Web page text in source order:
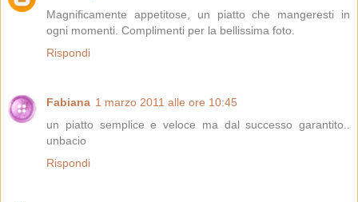
Magnificamente appetitose, un piatto che mangeresti in
ogni momenti. Complimenti per la bellissima foto.
Rispondi
Fabiana 1 marzo 2011 alle ore 10:45
un piatto semplice e veloce ma dal successo garantito..
unbacio
Rispondi